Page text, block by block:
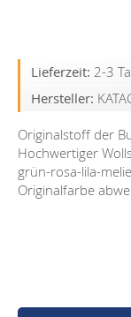
Lieferzeit: 2-3
Hersteller:
Originalstoff der
Hochwertiger
grün-rosa-lila-
Originalfarbe